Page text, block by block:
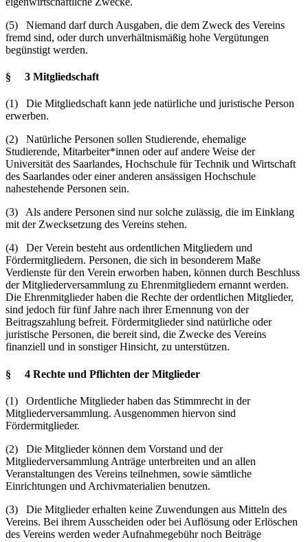
(5) Niemand darf durch Ausgaben, die dem Zweck des Vereins
fremd sind, oder durch unverhältnismäßig hohe Vergütungen
begünstigt werden.
§ 3 Mitgliedschaft
(1) Die Mitgliedschaft kann jede natürliche und juristische Person
erwerben.
(2) Natürliche Personen sollen Studierende, ehemalige
Studierende, Mitarbeiter*innen oder auf andere Weise der
Universität des Saarlandes, Hochschule für Technik und Wirtschaft
des Saarlandes oder einer anderen ansässigen Hochschule
nahestehende Personen sein.
(3) Als andere Personen sind nur solche zulässig, die im Einklang
mit der Zwecksetzung des Vereins stehen.
(4) Der Verein besteht aus ordentlichen Mitgliedern und
Fördermitgliedern. Personen, die sich in besonderem Maße
Verdienste für den Verein erworben haben, können durch Beschluss
der Mitgliederversammlung zu Ehrenmitgliedern ernannt werden.
Die Ehrenmitglieder haben die Rechte der ordentlichen Mitglieder,
sind jedoch für fünf Jahre nach ihrer Ernennung von der
Beitragszahlung befreit. Fördermitglieder sind natürliche oder
juristische Personen, die bereit sind, die Zwecke des Vereins
finanziell und in sonstiger Hinsicht, zu unterstützen.
§ 4 Rechte und Pflichten der Mitglieder
(1) Ordentliche Mitglieder haben das Stimmrecht in der
Mitgliederversammlung. Ausgenommen hiervon sind
Fördermitglieder.
(2) Die Mitglieder können dem Vorstand und der
Mitgliederversammlung Anträge unterbreiten und an allen
Veranstaltungen des Vereins teilnehmen, sowie sämtliche
Einrichtungen und Archivmaterialien benutzen.
(3) Die Mitglieder erhalten keine Zuwendungen aus Mitteln des
Vereins. Bei ihrem Ausscheiden oder bei Auflösung oder Erlöschen
des Vereins werden weder Aufnahmegebühr noch Beiträge